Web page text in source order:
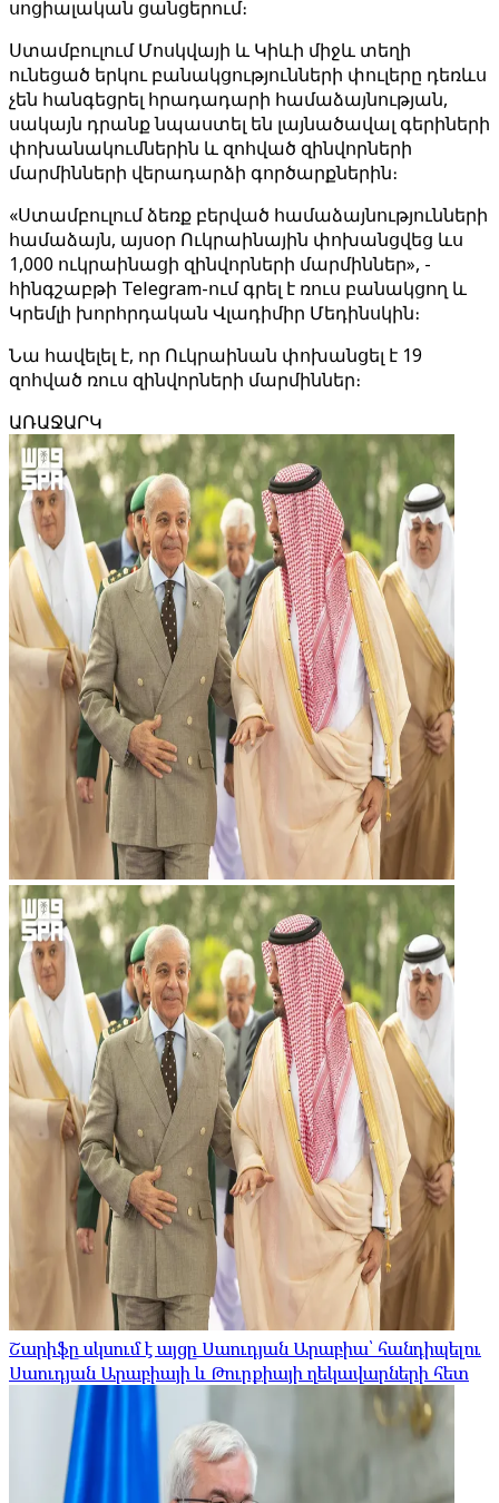
սոցիալական ցանցերում։
Ստամբուլում Մոսկվայի և Կիևի միջև տեղի
ունեցած երկու բանակցությունների փուլերը դեռևս
չեն հանգեցրել հրադադարի համաձայնության,
սակայն դրանք նպաստել են լայնածավալ գերիների
փոխանակումներին և զոհված զինվորների
մարմինների վերադարձի գործարքներին։
«Ստամբուլում ձեռք բերված համաձայնությունների
համաձայն, այսօր Ուկրաինային փոխանցվեց ևս
1,000 ուկրաինացի զինվորների մարմիններ», -
հինգշաբթի Telegram-ում գրել է ռուս բանակցող և
Կրեմլի խորհրդական Վլադիմիր Մեդինսկին։
Նա հավելել է, որ Ուկրաինան փոխանցել է 19
զոհված ռուս զինվորների մարմիններ։
ԱՌԱՋԱՐԿ
Շարիֆը սկսում է այցը Սաուդյան Արաբիա՝ հանդիպելու
Սաուդյան Արաբիայի և Թուրքիայի ղեկավարների հետ